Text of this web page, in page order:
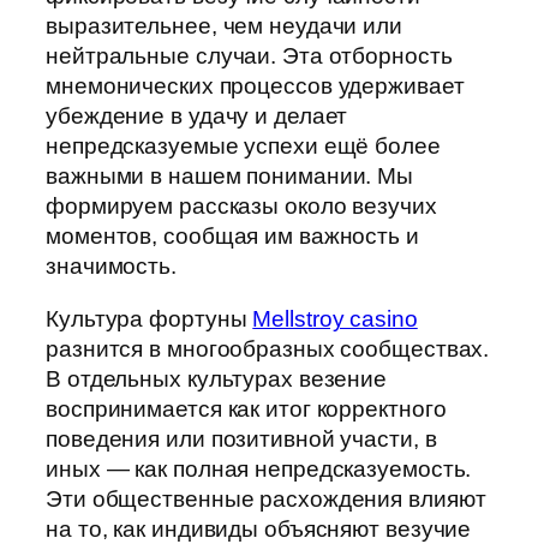
выразительнее, чем неудачи или
нейтральные случаи. Эта отборность
мнемонических процессов удерживает
убеждение в удачу и делает
непредсказуемые успехи ещё более
важными в нашем понимании. Мы
формируем рассказы около везучих
моментов, сообщая им важность и
значимость.
Культура фортуны Mellstroy casino
разнится в многообразных сообществах.
В отдельных культурах везение
воспринимается как итог корректного
поведения или позитивной участи, в
иных — как полная непредсказуемость.
Эти общественные расхождения влияют
на то, как индивиды объясняют везучие